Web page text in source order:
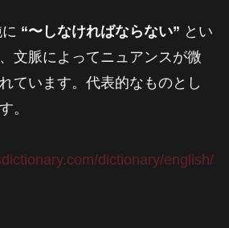
“〜しなければならない” とい
文脈によってニュアンスが微
ています。代表的なものとし
。
dictionary/english/